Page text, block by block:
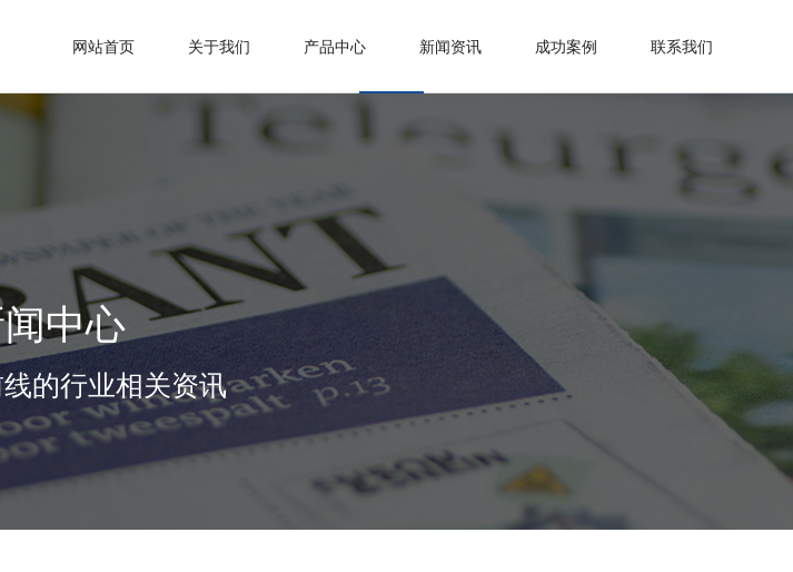
网站首页 关于我们
公司荣誉
产品中心
>
电池
新闻资讯
行业资讯
常见问题
成功案例 联系我们
中心
的行业相关资讯